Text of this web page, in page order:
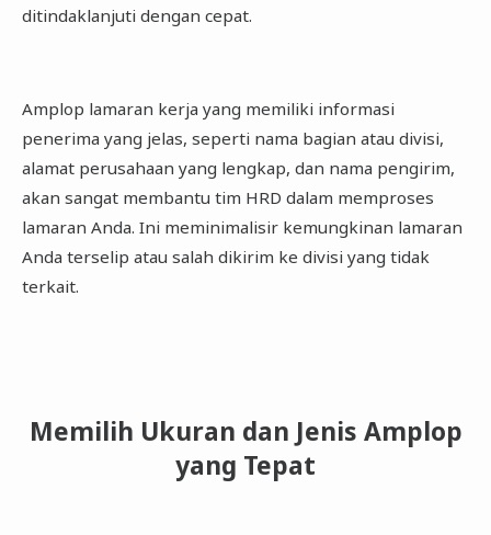
ditindaklanjuti dengan cepat.
Amplop lamaran kerja yang memiliki informasi
penerima yang jelas, seperti nama bagian atau divisi,
alamat perusahaan yang lengkap, dan nama pengirim,
akan sangat membantu tim HRD dalam memproses
lamaran Anda. Ini meminimalisir kemungkinan lamaran
Anda terselip atau salah dikirim ke divisi yang tidak
terkait.
Memilih Ukuran dan Jenis Amplop
yang Tepat